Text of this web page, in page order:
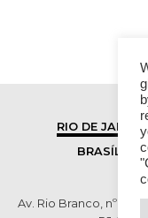
RIO DE
BRASÍLIA
Av. Rio Branco, nº 01,